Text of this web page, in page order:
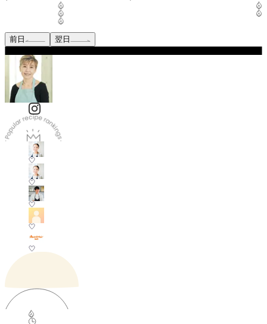
前日 翌日